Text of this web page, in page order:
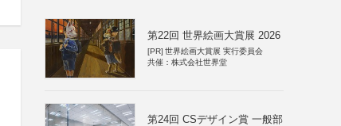
第22回 世界絵画大賞展 2026
[PR] 世界絵画大賞展 実行委員会
共催：株式会社世界堂
第24回 CSデザイン賞 一般部